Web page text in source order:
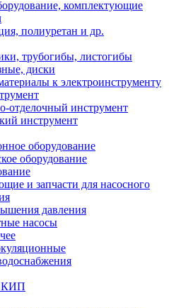
комплектующие
полиуретан и др.
трубогибы, листогибы
диски
к электроинструменту
отделочный инструмент
инструмент
оборудование
оборудование
и запчасти для насосного
давления
насосы
КИП